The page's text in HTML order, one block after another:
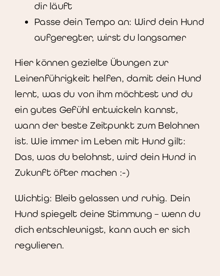
dir läuft
Passe dein Tempo an: Wird dein Hund
aufgeregter, wirst du langsamer
Hier können gezielte Übungen zur
Leinenführigkeit helfen, damit dein Hund
lernt, was du von ihm möchtest und du
ein gutes Gefühl entwickeln kannst,
wann der beste Zeitpunkt zum Belohnen
ist. Wie immer im Leben mit Hund gilt:
Das, was du belohnst, wird dein Hund in
Zukunft öfter machen :-)
Wichtig: Bleib gelassen und ruhig. Dein
Hund spiegelt deine Stimmung – wenn du
dich entschleunigst, kann auch er sich
regulieren.